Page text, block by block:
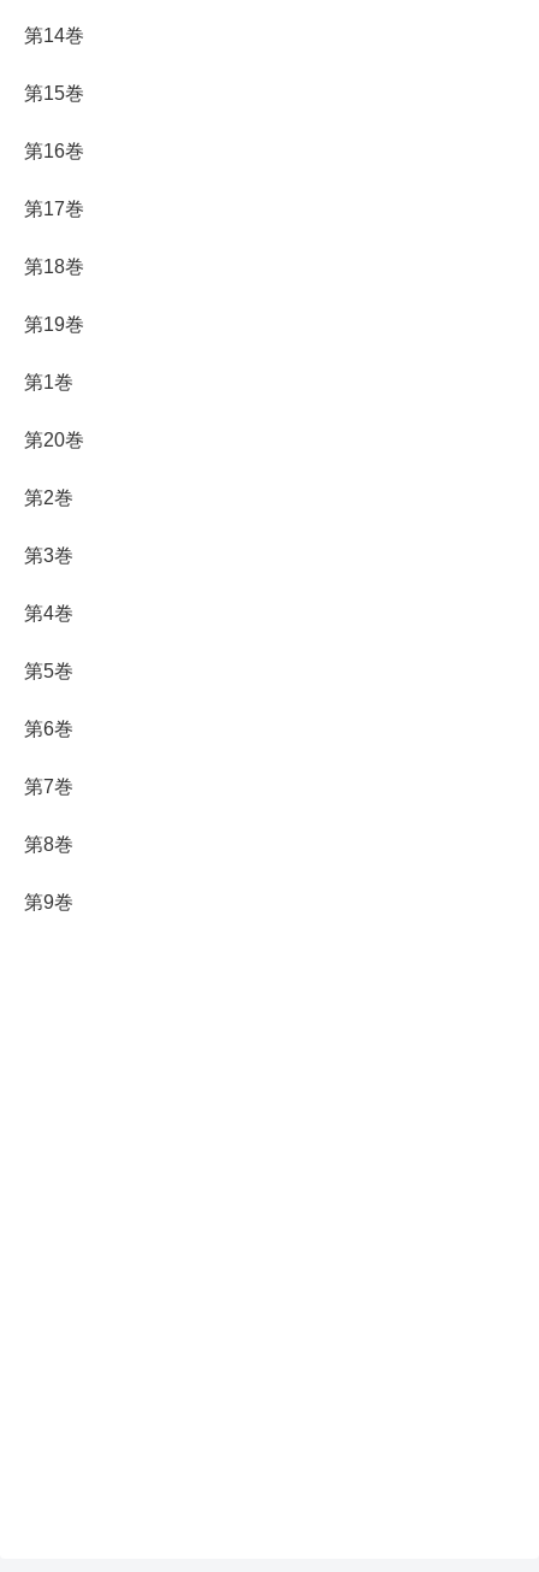
第14巻
第15巻
第16巻
第17巻
第18巻
第19巻
第1巻
第20巻
第2巻
第3巻
第4巻
第5巻
第6巻
第7巻
第8巻
第9巻